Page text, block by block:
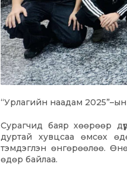
“Урлагийн наадам
Сурагчид баяр хөөрөөр
дуртай хувцсаа өмсөх
тэмдэглэн өнгөрөөлөө.
өдөр байлаа.